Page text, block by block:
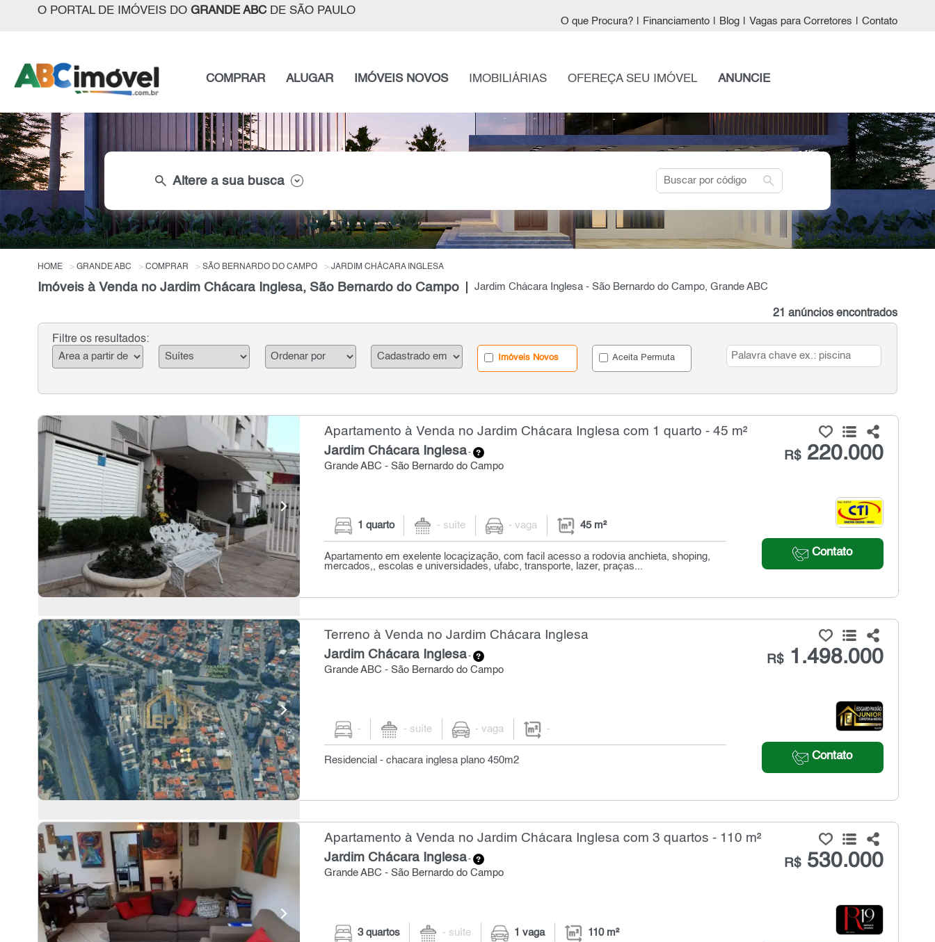
O PORTAL DE IMÓVEIS DO GRANDE ABCDE SÃO PAULO
O que Procura? Financiamento Blog Vagas para Corretores Contato
COMPRAR ALUGAR IMÓVEIS NOVOS IMOBILIÁRIAS OFEREÇA SEU IMÓVEL ANUNCIE
search Altere a sua busca search
HOME GRANDE ABC COMPRAR SÃO BERNARDO DO CAMPO JARDIM CHÁCARA INGLESA
Imóveis à Venda no Jardim Chácara Inglesa, São Bernardo do Campo Jardim Chácara Inglesa - São Bernardo do Campo, Grande ABC
21 anúncios encontrados
Filtre os resultados:
Imóveis Novos Aceita Permuta
Apartamento à Venda no Jardim Chácara Inglesa com 1 quarto - 45 m²
Jardim Chácara Inglesa-
Grande ABC - São Bernardo do Campo
R$220.000
Contato
1 quarto - suíte - vaga 45 m²
Apartamento em exelente locaçização, com facil acesso a rodovia anchieta, shoping,
mercados,, escolas e universidades, ufabc, transporte, lazer, praças...
Terreno à Venda no Jardim Chácara Inglesa
Jardim Chácara Inglesa-
Grande ABC - São Bernardo do Campo
R$1.498.000
Contato
- - suíte - vaga -
Residencial - chacara inglesa plano 450m2
Apartamento à Venda no Jardim Chácara Inglesa com 3 quartos - 110 m²
Jardim Chácara Inglesa-
Grande ABC - São Bernardo do Campo
R$530.000
3 quartos - suíte 1 vaga 110 m²